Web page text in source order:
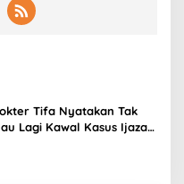
Tifa Nyatakan Tak
Lagi Kawal Kasus Ijazah